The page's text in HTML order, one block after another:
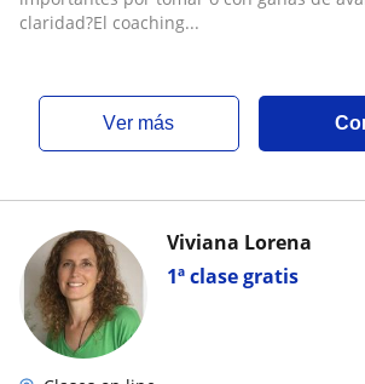
claridad?El coaching...
ver más
1ª clase gratis
Viviana Lorena